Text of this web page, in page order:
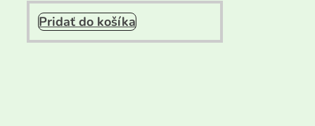
Pridať do košíka